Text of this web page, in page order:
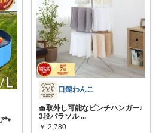
🐾
口髭わんこ
🧺取外し可能なピンチハンガー♪
3段パラソル ...
￥ 2,780